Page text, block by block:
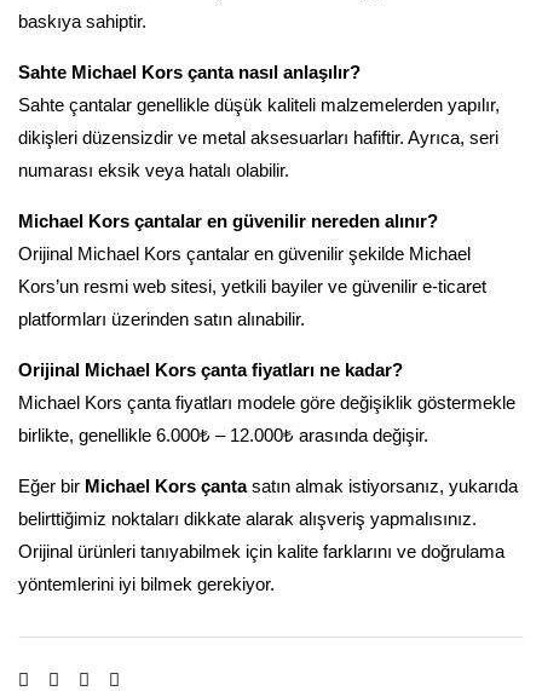
baskıya sahiptir.
Sahte Michael Kors çanta nasıl anlaşılır?
Sahte çantalar genellikle düşük kaliteli malzemelerden yapılır,
dikişleri düzensizdir ve metal aksesuarları hafiftir. Ayrıca, seri
numarası eksik veya hatalı olabilir.
Michael Kors çantalar en güvenilir nereden alınır?
Orijinal Michael Kors çantalar en güvenilir şekilde Michael
Kors’un resmi web sitesi, yetkili bayiler ve güvenilir e-ticaret
platformları üzerinden satın alınabilir.
Orijinal Michael Kors çanta fiyatları ne kadar?
Michael Kors çanta fiyatları modele göre değişiklik göstermekle
birlikte, genellikle 6.000₺ – 12.000₺ arasında değişir.
Eğer bir Michael Kors çantasatın almak istiyorsanız, yukarıda
belirttiğimiz noktaları dikkate alarak alışveriş yapmalısınız.
Orijinal ürünleri tanıyabilmek için kalite farklarını ve doğrulama
yöntemlerini iyi bilmek gerekiyor.